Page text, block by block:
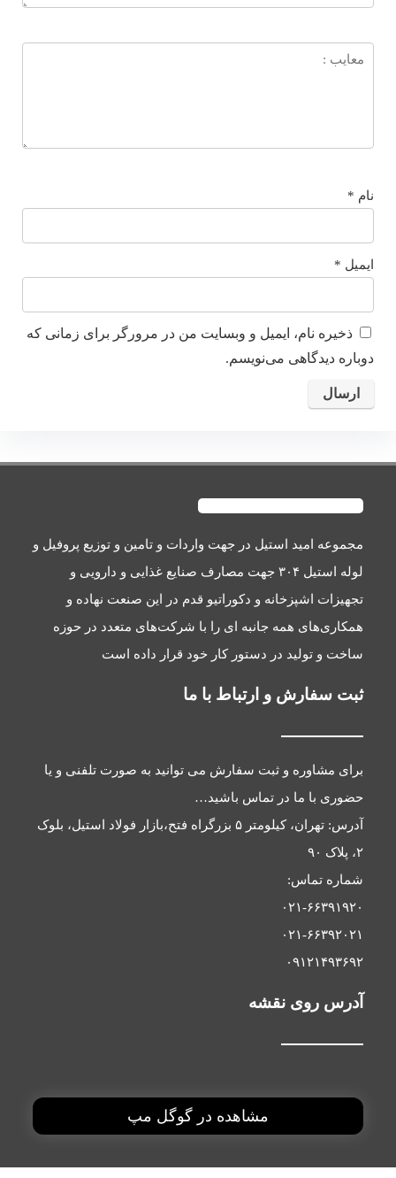
ایمیل و وبسایت من در مرورگر برای زمانی که
می‌نویسم.
استیلدر جهت واردات و تامین و توزیع پروفیل و
لوله استیل ۳۰۴ جهت مصارف صنایع غذایی و دارویی و
و دکوراتیو قدم در این صنعت نهاده و
جانبه ای را با شرکت‌های متعدد در حوزه
در دستور کار خود قرار داده است
و ارتباط با ما
و ثبت سفارش می توانید به صورت تلفنی و یا
در تماس باشید…
آدرس: تهران، کیلومتر ۵ بزرگراه فتح،بازار فولاد استیل، بلوک
نقشه
مشاهده در گوگل مپ